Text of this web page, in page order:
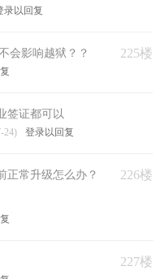
录以回复
225楼
会影响越狱？？
签证都可以
24) 登录以回复
226楼
正常升级怎么办？
227楼